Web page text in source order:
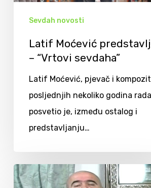
Sevdah novosti
Latif Moćević
– “Vrtovi sevdaha”
Latif Moćević, pjevač i
posljednjih nekoliko godina rada
posvetio je, između ostalog i
predstavljanju…